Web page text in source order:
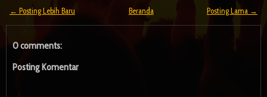
← Posting Lebih Baru Posting Lama →
Beranda
0 comments:
Posting Komentar